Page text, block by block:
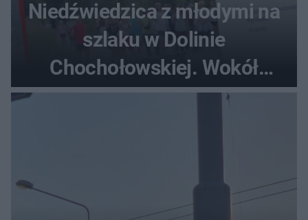
Niedźwiedzica z młodymi na
szlaku w Dolinie
Chochołowskiej. Wokół